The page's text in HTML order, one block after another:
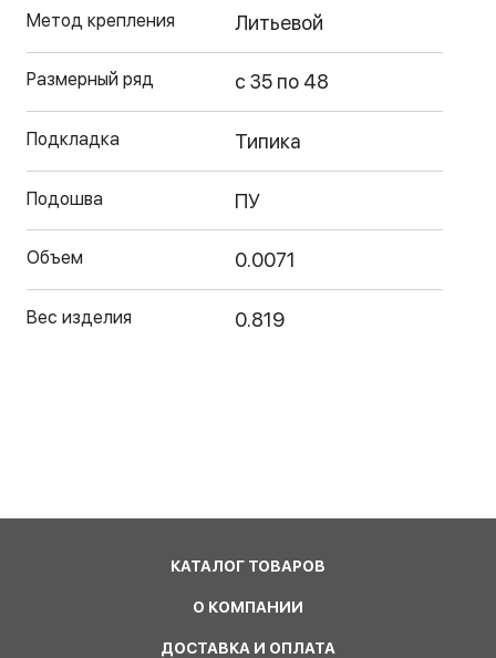
Метод крепления Литьевой
Размерный ряд с 35 по 48
Подкладка Типика
Подошва ПУ
Объем 0.0071
Вес изделия 0.819
КАТАЛОГ ТОВАРОВ
О КОМПАНИИ
ДОСТАВКА И ОПЛАТА